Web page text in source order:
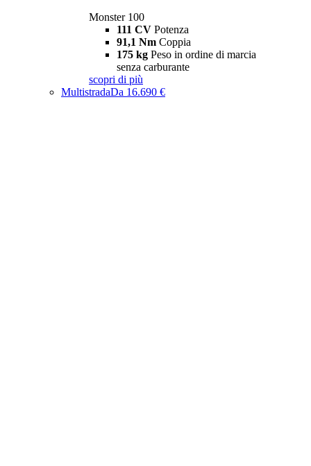
Monster 100
111 CV Potenza
91,1 Nm Coppia
175 kg Peso in ordine di marcia
senza carburante
scopri di più
MultistradaDa 16.690 €